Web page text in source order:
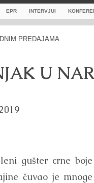
EPR INTERVJUI
U
gušter crne
čuvao je